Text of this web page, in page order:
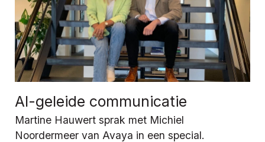
AI-geleide communicatie
Martine Hauwert sprak met Michiel
Noordermeer van Avaya in een special.